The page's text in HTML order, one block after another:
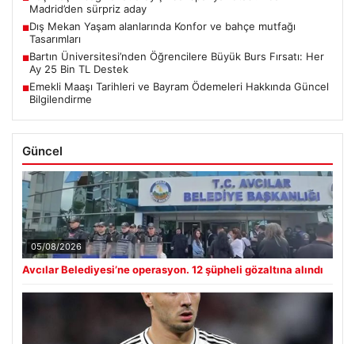
Madrid’den sürpriz aday
■Dış Mekan Yaşam alanlarında Konfor ve bahçe mutfağı
Tasarımları
■Bartın Üniversitesi’nden Öğrencilere Büyük Burs Fırsatı: Her
Ay 25 Bin TL Destek
■Emekli Maaşı Tarihleri ve Bayram Ödemeleri Hakkında Güncel
Bilgilendirme
Güncel
05/08/2026
Avcılar Belediyesi’ne operasyon. 12 şüpheli gözaltına alındı